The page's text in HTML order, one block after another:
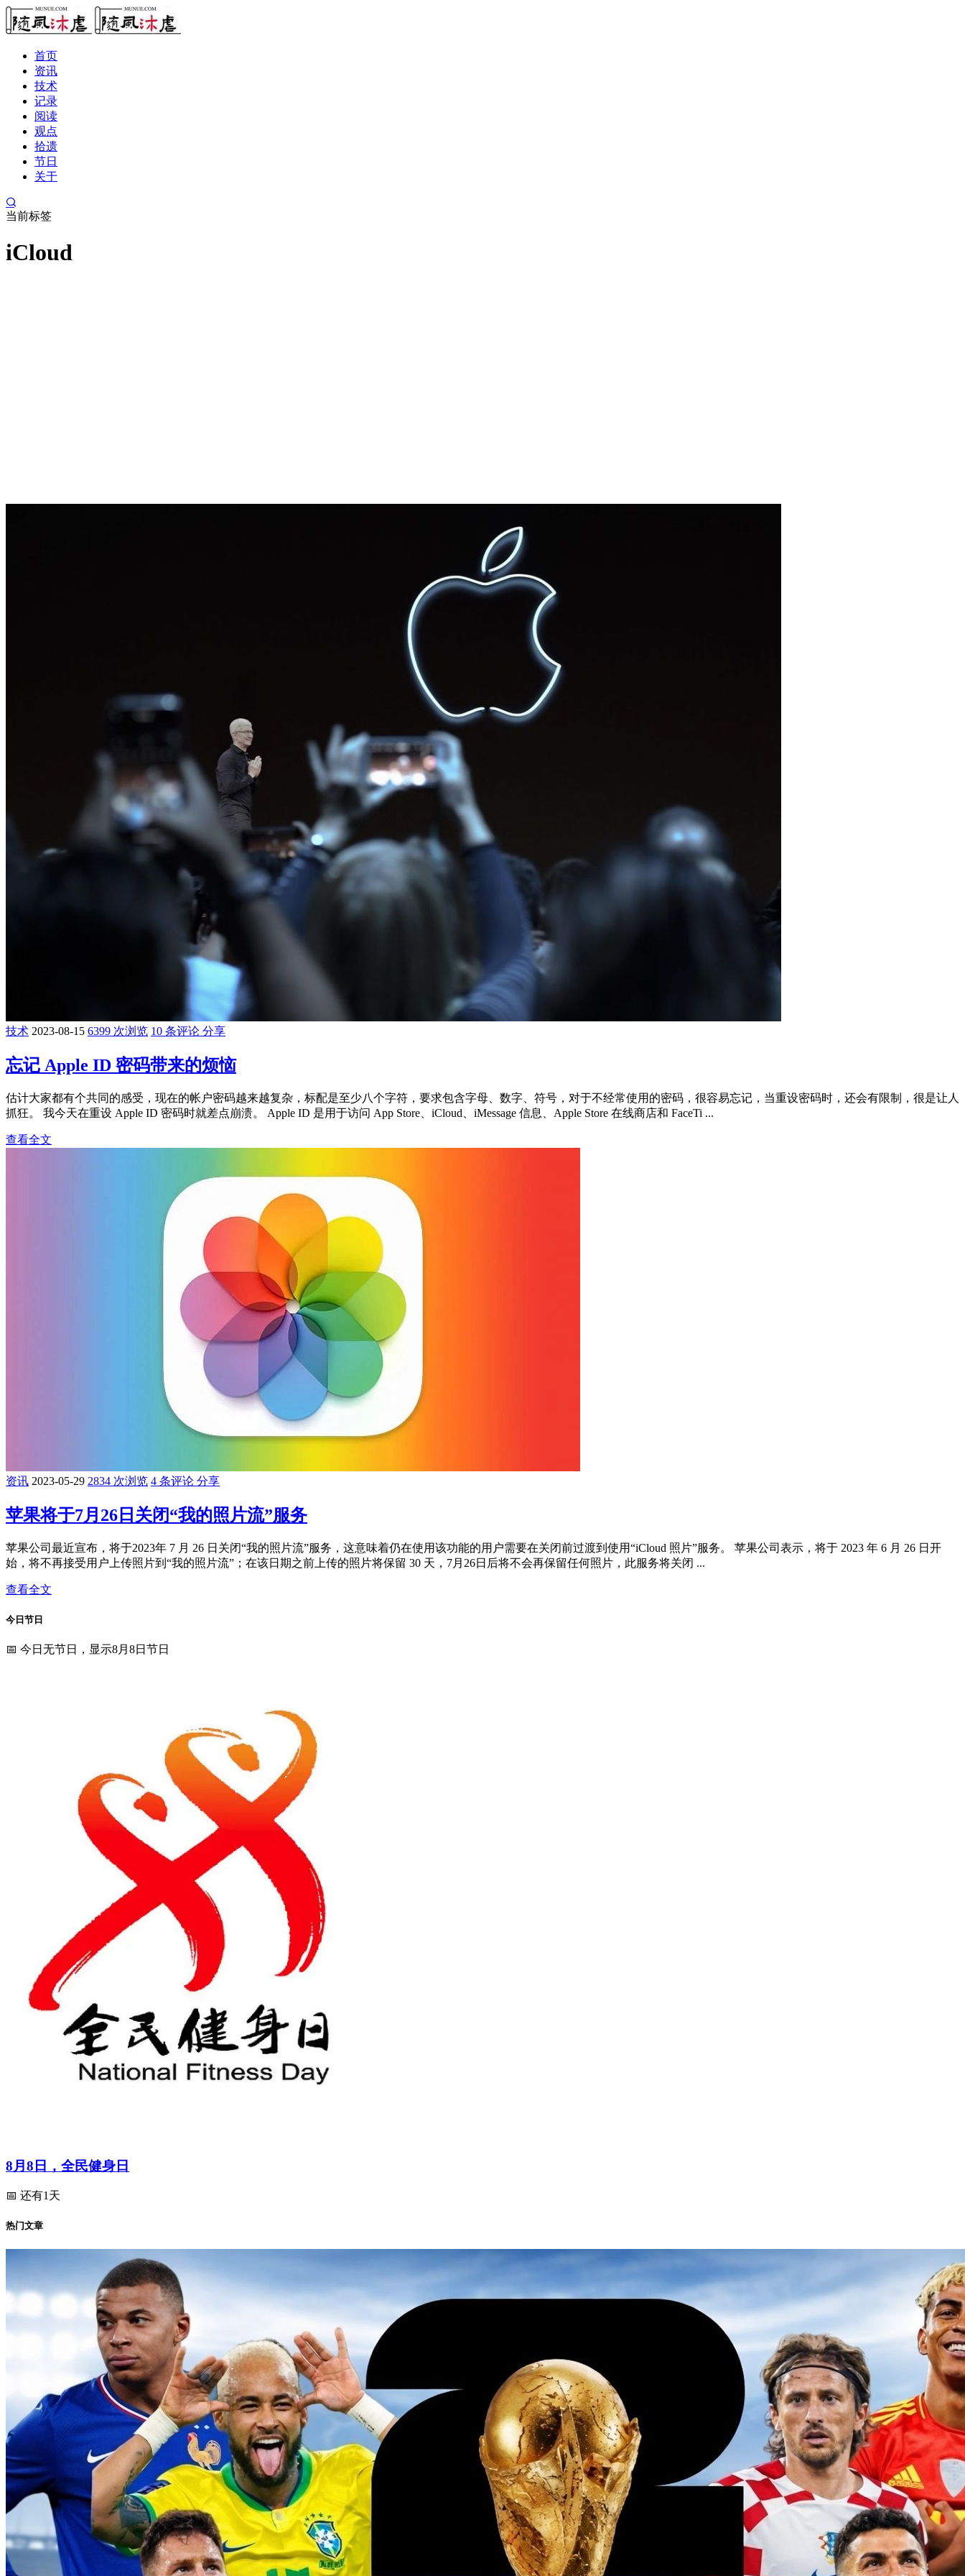
首页
资讯
技术
记录
阅读
观点
拾遗
节日
关于
当前标签
iCloud
技术 2023-08-15 6399 次浏览 10 条评论 分享
忘记 Apple ID 密码带来的烦恼
估计大家都有个共同的感受，现在的帐户密码越来越复杂，标配是至少八个字符，要求包含字母、数字、符号，对于不经常使用的密码，很容易忘记，当重设密码时，还会有限制，很是让人
抓狂。 我今天在重设 Apple ID 密码时就差点崩溃。 Apple ID 是用于访问 App Store、iCloud、iMessage 信息、Apple Store 在线商店和 FaceTi ...
查看全文
资讯 2023-05-29 2834 次浏览 4 条评论 分享
苹果将于7月26日关闭“我的照片流”服务
苹果公司最近宣布，将于2023年 7 月 26 日关闭“我的照片流”服务，这意味着仍在使用该功能的用户需要在关闭前过渡到使用“iCloud 照片”服务。 苹果公司表示，将于 2023 年 6 月 26 日开
始，将不再接受用户上传照片到“我的照片流”；在该日期之前上传的照片将保留 30 天，7月26日后将不会再保留任何照片，此服务将关闭 ...
查看全文
今日节日
📅 今日无节日，显示8月8日节日
8月8日，全民健身日
📅 还有1天
热门文章